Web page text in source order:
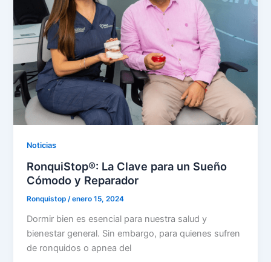
Noticias
RonquiStop®: La Clave para un Sueño
Cómodo y Reparador
Ronquistop/enero 15, 2024
Dormir bien es esencial para nuestra salud y
bienestar general. Sin embargo, para quienes sufren
de ronquidos o apnea del